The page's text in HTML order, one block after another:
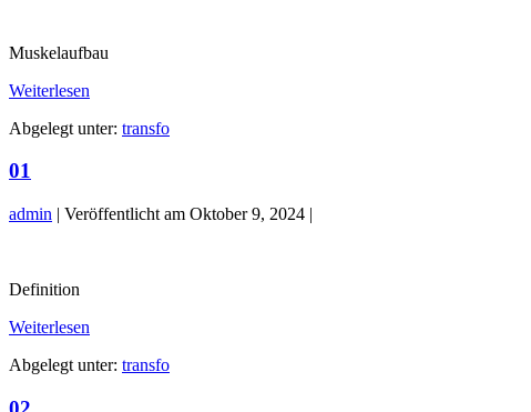
Muskelaufbau
Weiterlesen
Abgelegt unter: transfo
01
admin | Veröffentlicht am Oktober 9, 2024 |
Definition
Weiterlesen
Abgelegt unter: transfo